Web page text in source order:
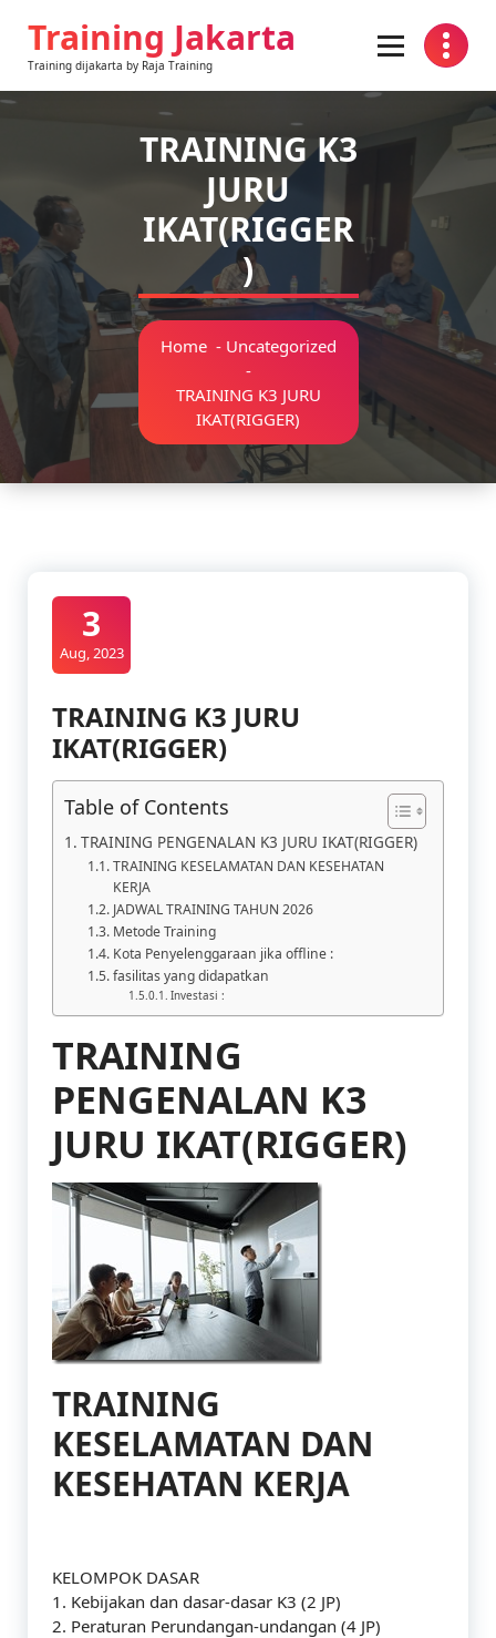
contentTraining Jakarta
Training dijakarta by Raja Training
TRAINING K3
JURU
IKAT(RIGGER
)
Home- Uncategorized
-
TRAINING K3 JURU
IKAT(RIGGER)
3
Aug, 2023
TRAINING K3 JURU
IKAT(RIGGER)
Table of Contents
TRAINING PENGENALAN K3 JURU IKAT(RIGGER)
TRAINING KESELAMATAN DAN KESEHATAN
KERJA
JADWAL TRAINING TAHUN 2026
Metode Training
Kota Penyelenggaraan jika offline :
fasilitas yang didapatkan
Investasi :
TRAINING
PENGENALAN K3
JURU IKAT(RIGGER)
TRAINING
KESELAMATAN DAN
KESEHATAN KERJA
KELOMPOK DASAR
1. Kebijakan dan dasar-dasar K3 (2 JP)
2. Peraturan Perundangan-undangan (4 JP)